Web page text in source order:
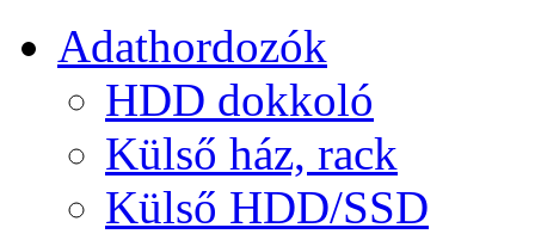
Adathordozók
HDD dokkoló
Külső ház, rack
Külső HDD/SSD